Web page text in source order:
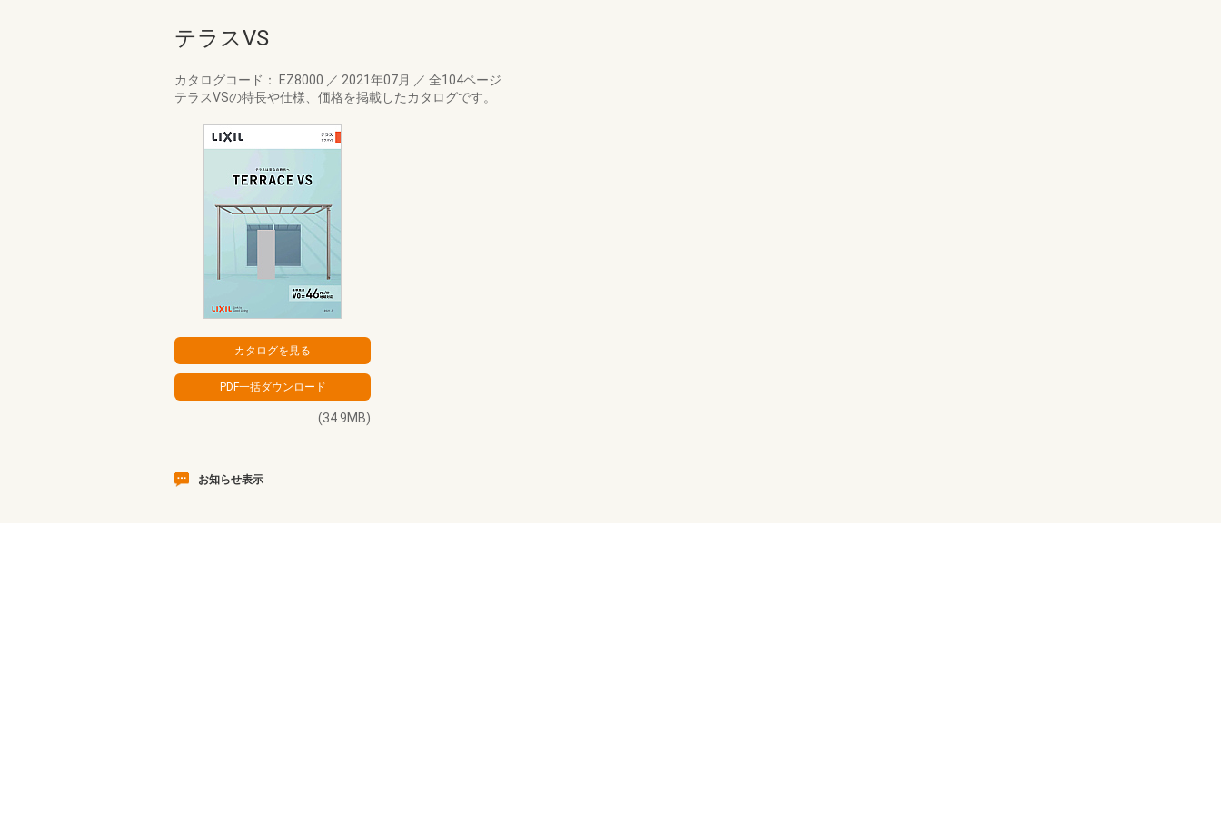
テラスVS
カタログコード： EZ8000 ／ 2021年07月 ／ 全104ページ
テラスVSの特長や仕様、価格を掲載したカタログです。
(34.9MB)
お知らせ表示